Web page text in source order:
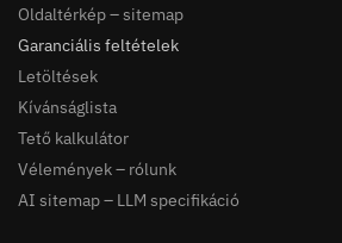
Oldaltérkép – sitemap
Garanciális feltételek
Letöltések
Kívánságlista
Tető kalkulátor
Vélemények – rólunk
AI sitemap – LLM specifikáció